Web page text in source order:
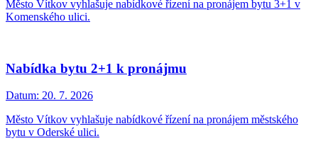
Město Vítkov vyhlašuje nabídkové řízení na pronájem bytu 3+1 v
Komenského ulici.
Nabídka bytu 2+1 k pronájmu
Datum: 20. 7. 2026
Město Vítkov vyhlašuje nabídkové řízení na pronájem městského
bytu v Oderské ulici.